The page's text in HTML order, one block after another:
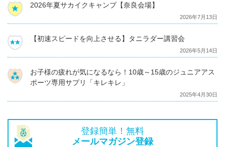
2026年夏サカイクキャンプ【奈良会場】
2026年7月13日
【初速スピードを向上させる】タニラダー講習会
2026年5月14日
お子様の疲れが気になるなら！10歳～15歳のジュニアアス
ポーツ専用サプリ「キレキレ」
2025年4月30日
登録簡単！無料
メールマガジン登録